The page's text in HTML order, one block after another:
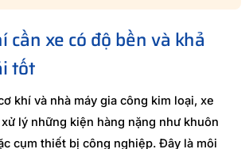
cần xe có độ bền và khả
tốt
khí và nhà máy gia công kim loại, xe
lý những kiện hàng nặng như khuôn
cụm thiết bị công nghiệp. Đây là môi